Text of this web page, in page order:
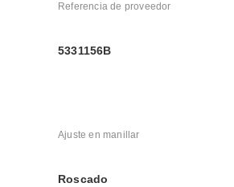
Referencia de proveedor
5331156B
Ajuste en manillar
Roscado